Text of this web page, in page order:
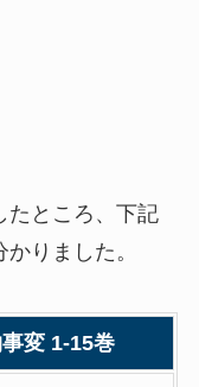
たところ、下記
りました。
変 1-15巻